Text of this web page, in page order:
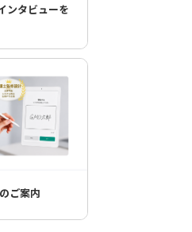
ンタビューを
ご案内